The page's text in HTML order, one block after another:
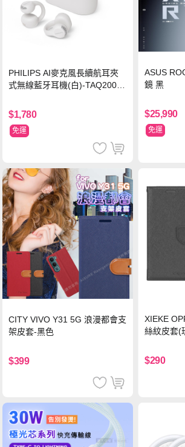
PHILIPS AI麥克風長續航耳夾
式無線藍牙耳機(白)-TAQ2000
$1,780
免運
ASUS
鏡 黑
$25,990
免運
CITY VIVO Y31 5G 浪漫都會支
架皮套-黑色
$399
XIEKE
絲紋皮套(
$290